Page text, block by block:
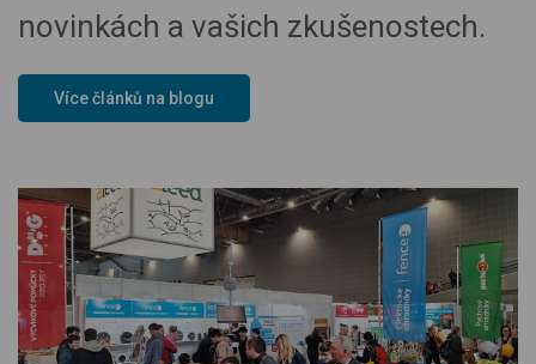
novinkách a vašich zkušenostech.
Více článků na blogu